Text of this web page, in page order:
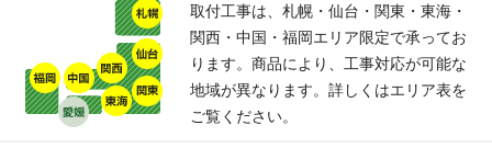
取付工事は、札幌・仙台・関東・東海・
関西・中国・福岡エリア限定で承ってお
ります。商品により、工事対応が可能な
地域が異なります。詳しくはエリア表を
ご覧ください。